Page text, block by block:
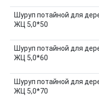
Шуруп потайной для
ЖЦ 5,0*50
Шуруп потайной для
ЖЦ 5,0*60
Шуруп потайной для
ЖЦ 5,0*70